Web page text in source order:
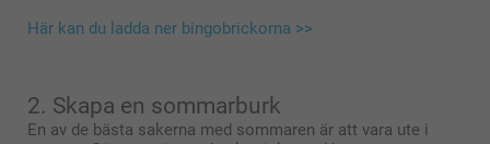
Här kan du ladda ner bingobrickorna >>
2. Skapa en sommarburk
En av de bästa sakerna med sommaren är att vara ute i